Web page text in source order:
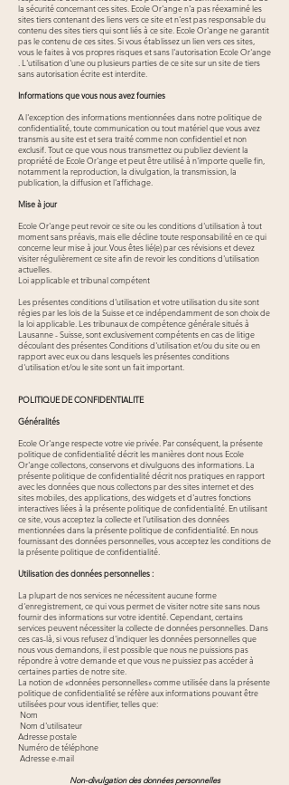
la sécurité concernant ces sites. Ecole Or'ange n'a pas réexaminé les
sites tiers contenant des liens vers ce site et n'est pas responsable du
contenu des sites tiers qui sont liés à ce site. Ecole Or'ange ne garantit
pas le contenu de ces sites. Si vous établissez un lien vers ces sites,
vous le faites à vos propres risques et sans l'autorisation Ecole Or'ange
. L'utilisation d'une ou plusieurs parties de ce site sur un site de tiers
sans autorisation écrite est interdite.
Informations que vous nous avez fournies
A l'exception des informations mentionnées dans notre politique de
confidentialité, toute communication ou tout matériel que vous avez
transmis au site est et sera traité comme non confidentiel et non
exclusif. Tout ce que vous nous transmettez ou publiez devient la
propriété de Ecole Or'ange et peut être utilisé à n'importe quelle fin,
notamment la reproduction, la divulgation, la transmission, la
publication, la diffusion et l'affichage.
Mise à jour
Ecole Or'ange peut revoir ce site ou les conditions d'utilisation à tout
moment sans préavis, mais elle décline toute responsabilité en ce qui
concerne leur mise à jour. Vous êtes lié(e) par ces révisions et devez
visiter régulièrement ce site afin de revoir les conditions d'utilisation
actuelles.
Loi applicable et tribunal compétent
Les présentes conditions d'utilisation et votre utilisation du site sont
régies par les lois de la Suisse et ce indépendamment de son choix de
la loi applicable. Les tribunaux de compétence générale situés à
Lausanne - Suisse, sont exclusivement compétents en cas de litige
découlant des présentes Conditions d'utilisation et/ou du site ou en
rapport avec eux ou dans lesquels les présentes conditions
d'utilisation et/ou le site sont un fait important.
POLITIQUE DE CONFIDENTIALITE
Généralités
Ecole Or'ange respecte votre vie privée. Par conséquent, la présente
politique de confidentialité décrit les manières dont nous Ecole
Or'ange collectons, conservons et divulguons des informations. La
présente politique de confidentialité décrit nos pratiques en rapport
avec les données que nous collectons par des sites internet et des
sites mobiles, des applications, des widgets et d'autres fonctions
interactives liées à la présente politique de confidentialité. En utilisant
ce site, vous acceptez la collecte et l'utilisation des données
mentionnées dans la présente politique de confidentialité. En nous
fournissant des données personnelles, vous acceptez les conditions de
la présente politique de confidentialité.
Utilisation des données personnelles :
La plupart de nos services ne nécessitent aucune forme
d'enregistrement, ce qui vous permet de visiter notre site sans nous
fournir des informations sur votre identité. Cependant, certains
services peuvent nécessiter la collecte de données personnelles. Dans
ces cas-là, si vous refusez d'indiquer les données personnelles que
nous vous demandons, il est possible que nous ne puissions pas
répondre à votre demande et que vous ne puissiez pas accéder à
certaines parties de notre site.
La notion de «données personnelles» comme utilisée dans la présente
politique de confidentialité se réfère aux informations pouvant être
utilisées pour vous identifier, telles que:
Nom
Nom d'utilisateur
Adresse postale
Numéro de téléphone
Adresse e-mail
Non-divulgation des données personnelles